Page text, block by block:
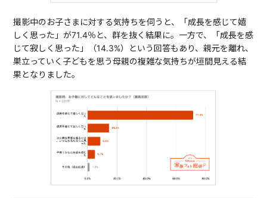
撮影中のお子さまに対する気持ちを伺うと、「成長を感じて嬉
しく思った」が71.4％と、群を抜く結果に。一方で、「成長を感
じて寂しく思った」（14.3%）という回答もあり、親元を離れ、
巣立っていく子どもを思う母親の複雑な気持ちが垣間見える結
果となりました。